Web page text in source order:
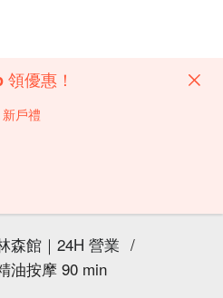
優惠！
戶禮
森館｜24H 營業 /
油按摩 90 min